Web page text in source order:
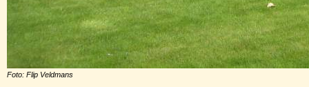
Foto: Flip Veldmans